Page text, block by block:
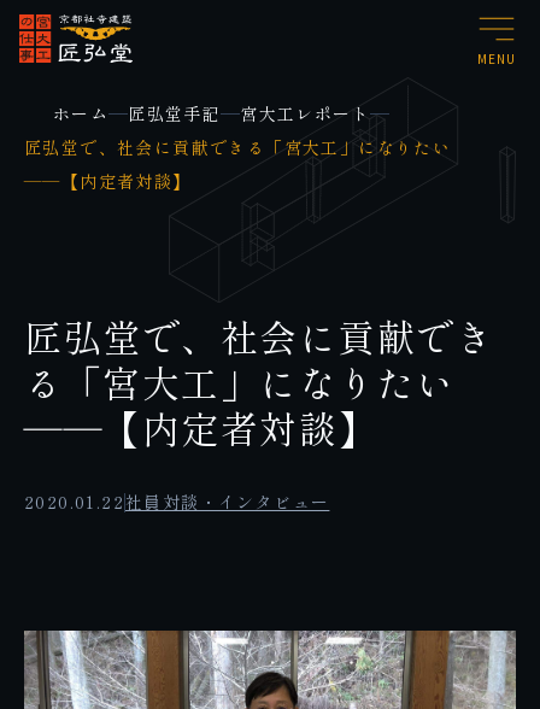
MENU
ホーム 匠弘堂手記
宮大工レポート
匠弘堂で、社会に貢献できる「宮大工」になりたい
――【内定者対談】
匠弘堂で、社会に貢献でき
る「宮大工」になりたい
――【内定者対談】
2020.01.22 社員対談・インタビュー